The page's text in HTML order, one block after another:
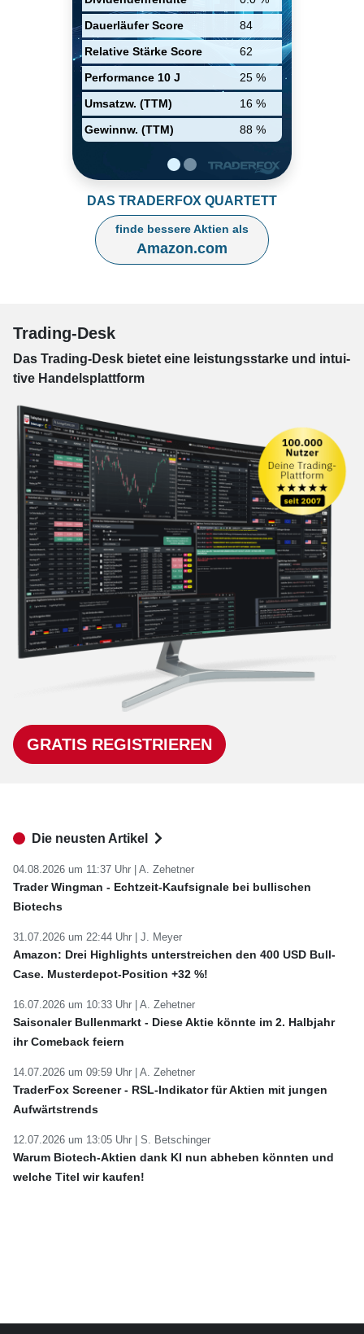
Dauerläufer Score
84
Relative Stärke Score
62
Performance 10 J
25 %
Umsatzw. (TTM)
16 %
Gewinnw. (TTM)
88 %
angeführt von Deutschland,
Großbritannien und Japan.
DAS TRADERFOX QUARTETT
finde bessere Aktien als
Amazon.com
Trading-Desk
Das Trading-Desk bie­tet eine leis­tungs­star­ke und in­tui­
tive Han­dels­platt­form
GRATIS REGISTRIEREN
Die neusten Artikel
04.08.2026 um 11:37 Uhr | A. Zehetner
Trader Wingman - Echtzeit-Kaufsignale bei bullischen
Biotechs
31.07.2026 um 22:44 Uhr | J. Meyer
Amazon: Drei Highlights unterstreichen den 400 USD Bull-
Case. Musterdepot-Position +32 %!
16.07.2026 um 10:33 Uhr | A. Zehetner
Saisonaler Bullenmarkt - Diese Aktie könnte im 2. Halbjahr
ihr Comeback feiern
14.07.2026 um 09:59 Uhr | A. Zehetner
TraderFox Screener - RSL-Indikator für Aktien mit jungen
Aufwärtstrends
12.07.2026 um 13:05 Uhr | S. Betschinger
Warum Biotech-Aktien dank KI nun abheben könnten und
welche Titel wir kaufen!